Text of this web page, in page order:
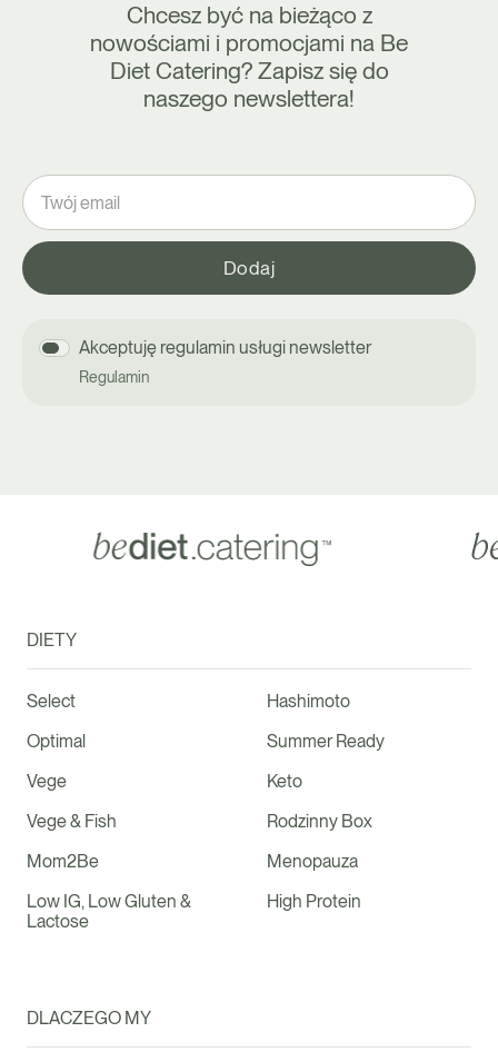
Chcesz być na bieżąco z
nowościami i promocjami na Be
Diet Catering? Zapisz się do
naszego newslettera!
Akceptuję regulamin usługi newsletter
Regulamin
DIETY
Select
Optimal
Vege
Vege & Fish
Mom2Be
Low IG, Low Gluten &
Lactose
Hashimoto
Summer Ready
Keto
Rodzinny Box
Menopauza
High Protein
DLACZEGO MY